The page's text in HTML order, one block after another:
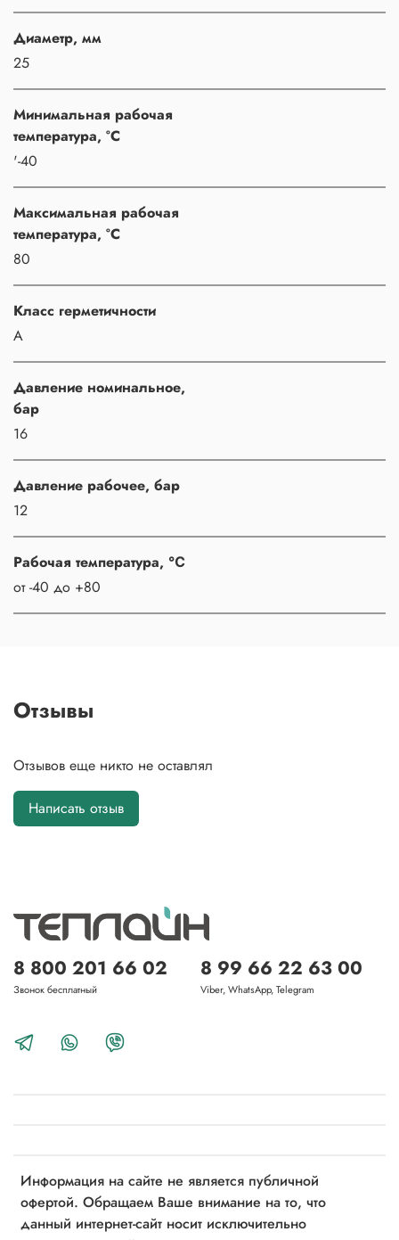
Диаметр, мм
25
Минимальная рабочая
температура, °C
'-40
Максимальная рабочая
температура, °C
80
Класс герметичности
A
Давление номинальное,
бар
16
Давление рабочее, бар
12
Рабочая температура, ℃
от -40 до +80
Отзывы
Отзывов еще никто не оставлял
Написать отзыв
Информация на сайте не является публичной
офертой. Обращаем Ваше внимание на то, что
данный интернет-сайт носит исключительно
8 800 201 66 02
Звонок бесплатный
8 99 66 22 63 00
Viber, WhatsApp, Telegram